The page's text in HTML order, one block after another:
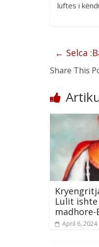
luftes i
← Selca
Share This
Lulit
madhore-
April 6, 2024